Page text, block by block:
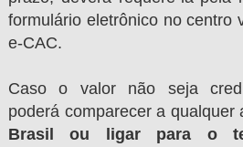
formulário eletrônico no centro
e-CAC.
Caso o valor não seja
poderá comparecer a qualquer
Brasil ou ligar para o